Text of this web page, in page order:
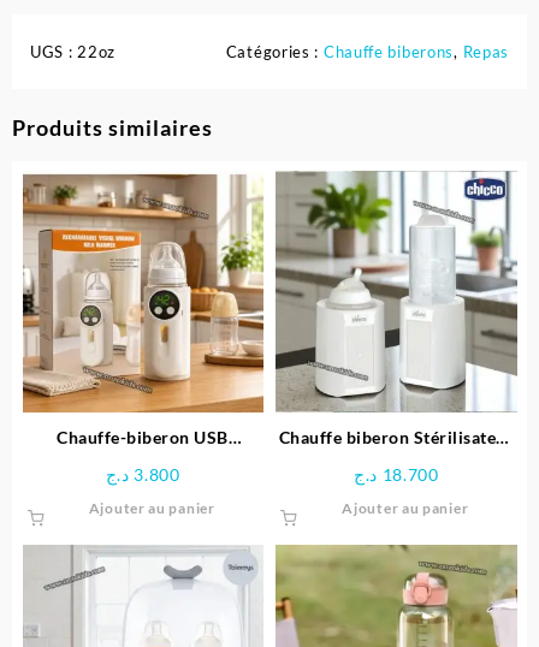
UGS : 22oz Catégories : Chauffe biberons, Repas
Produits similaires
Chauffe-biberon USB
3.800 د.ج
Ajouter au panier
Chauffe biberon Stérilisateur
18.700 د.ج
Ajouter au panier